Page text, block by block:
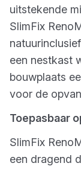
uitstekende
SlimFix
een nestkast
bouwplaats
voor de
Toepasbaar
SlimFix
een dragend